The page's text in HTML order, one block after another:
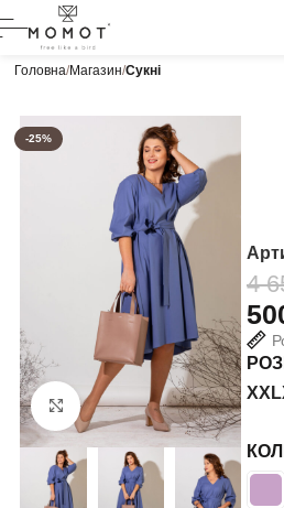
Головна Магазин Сукні
-25%
Натисніть, щоб збільшити
4
XXL